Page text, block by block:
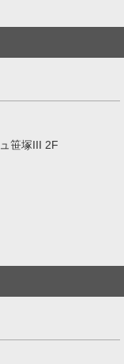
笹塚III 2F